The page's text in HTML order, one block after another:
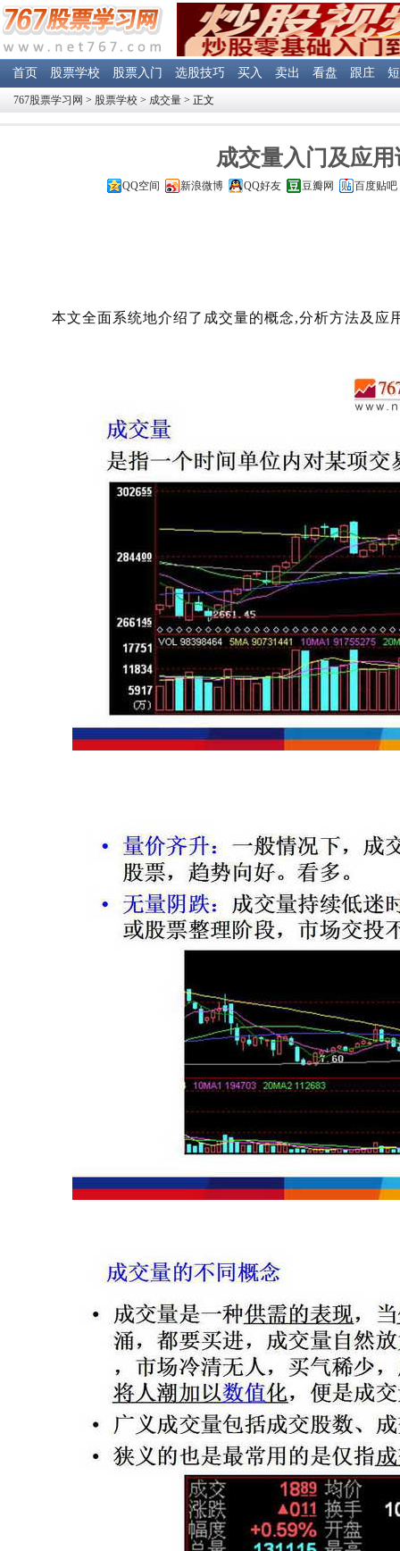
首页 股票学校 股票入门 选股技巧 买入 卖出 看盘 跟庄
767股票学习网 > 股票学校 > 成交量 > 正文
成交量入门及应
QQ空间 新浪微博 QQ好友 豆瓣网 百度贴吧
本文全面系统地介绍了成交量的概念,分析方法及应